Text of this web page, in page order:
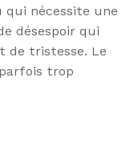
qui nécessite une
désespoir qui
de tristesse. Le
trop